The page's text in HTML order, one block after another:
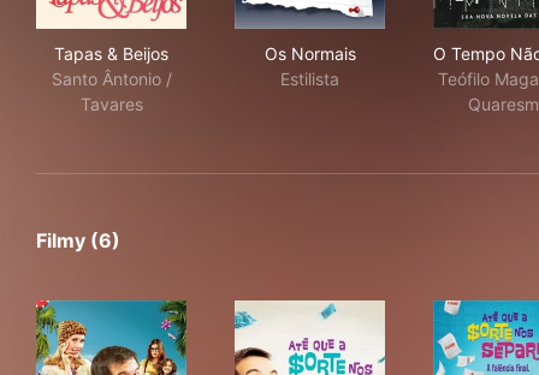
Tapas & Beijos
Santo Ântonio /
Tavares
Os Normais
Estilista
O Tempo
Teófilo
Filmy (6)